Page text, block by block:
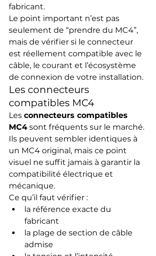
fabricant.
Le point important n’est pas
seulement de “prendre du MC4”,
mais de vérifier si le connecteur
est réellement compatible avec le
câble, le courant et l’écosystème
de connexion de votre installation.
Les connecteurs
compatibles MC4
Les connecteurs compatibles
MC4 sont fréquents sur le marché.
Ils peuvent sembler identiques à
un MC4 original, mais ce point
visuel ne suffit jamais à garantir la
compatibilité électrique et
mécanique.
Ce qu’il faut vérifier :
la référence exacte du
fabricant
la plage de section de câble
admise